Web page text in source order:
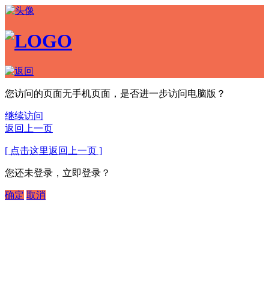
您访问的页面无手机页面，是否进一步访问电脑版？
继续访问
返回上一页
[ 点击这里返回上一页 ]
您还未登录，立即登录？
确定 取消